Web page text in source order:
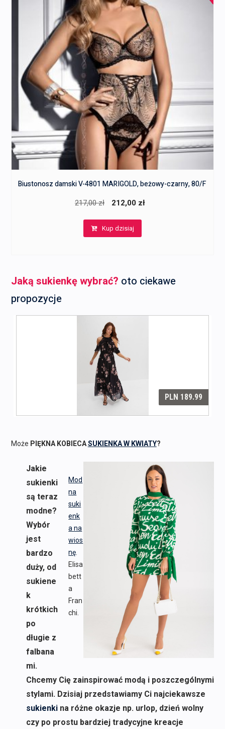
Biustonosz damski V-4801 MARIGOLD, beżowy-czarny, 80/F
217,00zł
Pierwotna
wynosiła:
212,00 zł
Kup dzisiaj
Jaką sukienkę wybrać? oto ciekawe
propozycje
Może PIĘKNA KOBIECASUKIENKA W KWIATY?
Mod
na
suki
enk
a na
wios
nę.
Elisa
bett
a
Fran
chi.
Jakie
sukienki
są teraz
modne?
Wybór
jest
bardzo
duży, od
sukiene
k
krótkich
po
długie z
falbana
mi.
Chcemy Cię zainspirować modą i poszczególnymi
stylami. Dzisiaj przedstawiamy Ci najciekawsze
sukienkina różne okazje np. urlop, dzień wolny
czy po prostu bardziej tradycyjne kreacje